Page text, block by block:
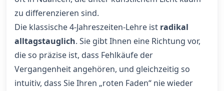
zu differenzieren sind.
Die klassische 4-Jahreszeiten-Lehre ist radikal
alltagstauglich. Sie gibt Ihnen eine Richtung vor,
die so präzise ist, dass Fehlkäufe der
Vergangenheit angehören, und gleichzeitig so
intuitiv, dass Sie Ihren „roten Faden“ nie wieder